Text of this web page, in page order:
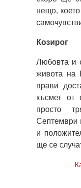
нещо,
Козирог
Любовта и
живота на
прави
късмет от
просто
Септември
и
ще се